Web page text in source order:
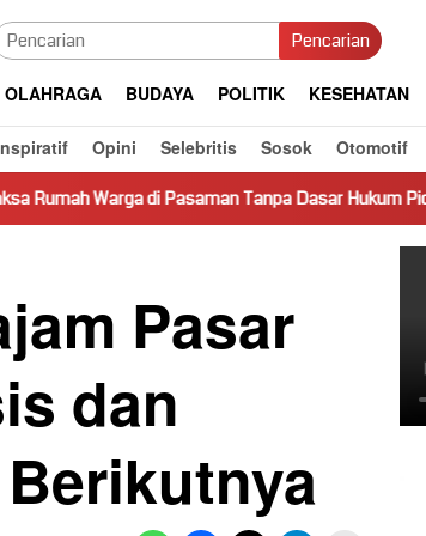
Pencarian
OLAHRAGA BUDAYA POLITIK KESEHATAN
Opini Selebritis Sosok Otomotif
Pasaman Tanpa Dasar Hukum Picu Keresahan
Pasar
dan